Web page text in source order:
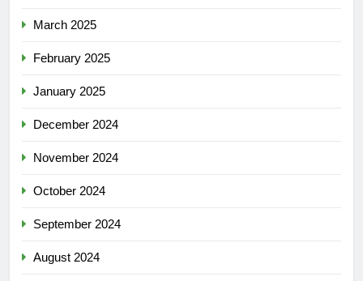
March 2025
February 2025
January 2025
December 2024
November 2024
October 2024
September 2024
August 2024